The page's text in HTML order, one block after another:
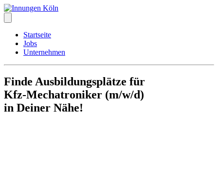
Startseite
Jobs
Unternehmen
Finde Ausbildungsplätze für
Kfz-Mechatroniker (m/w/d)
in Deiner Nähe!